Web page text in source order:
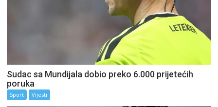
Sudac sa Mundijala dobio preko 6.000 prijetećih
poruka
Sport Vijesti